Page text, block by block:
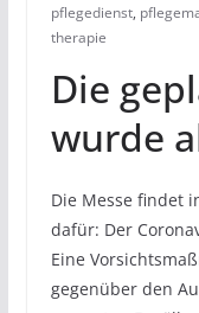
pflegedienst,
therapie
Die
wurde
Die Messe findet
dafür: Der
Eine
gegenüber den